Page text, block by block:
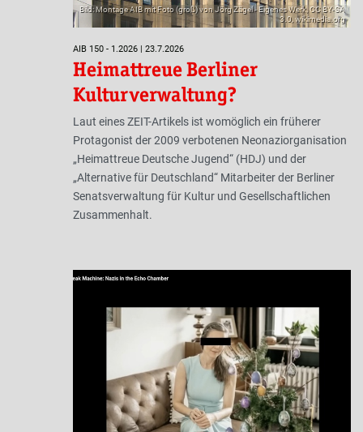
Bild: Montage AIB mit Foto (groß) von Jörg Zägel - Eigenes Werk, CC BY-SA
3.0, wikimedia.org
AIB 150 - 1.2026 | 23.7.2026
Heimattreue Berliner
Kulturverwaltung?
Laut eines ZEIT-Artikels ist womöglich ein früherer
Protagonist der 2009 verbotenen Neonaziorganisation
„Heimattreue Deutsche Jugend“ (HDJ) und der
„Alternative für Deutschland“ Mitarbeiter der Berliner
Senatsverwaltung für Kultur und Gesellschaftlichen
Zusammenhalt.